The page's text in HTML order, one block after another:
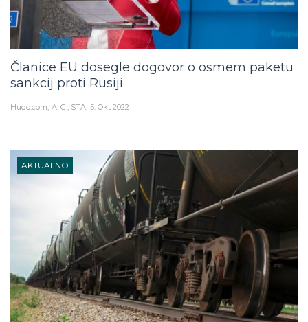
Članice EU dosegle dogovor o osmem paketu
sankcij proti Rusiji
Hudo.com A. G., STA 5. Okt 2022
AKTUALNO